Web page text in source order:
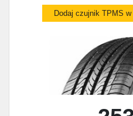
Dodaj czujnik TPMS